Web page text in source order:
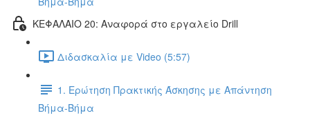
ΚΕΦΑΛΑΙΟ 20: Αναφορά στο εργαλείο Drill
Διδασκαλία με Video (5:57)
1. Ερώτηση Πρακτικής Άσκησης με Απάντηση
Βήμα-Βήμα